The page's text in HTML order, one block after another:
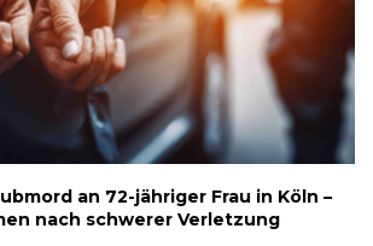
an 72-jähriger Frau in Köln –
nach schwerer Verletzung